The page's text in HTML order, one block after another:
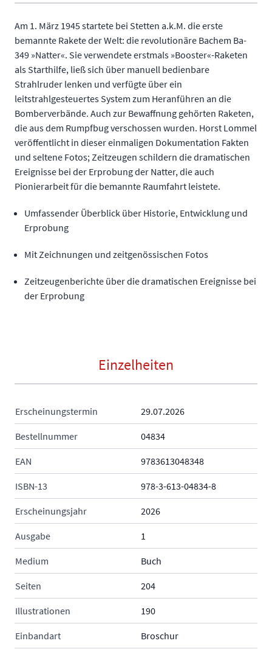
Am 1. März 1945 startete bei Stetten a.k.M. die erste
bemannte Rakete der Welt: die revolutionäre Bachem Ba-
349 »Natter«. Sie verwendete erstmals »Booster«-Raketen
als Starthilfe, ließ sich über manuell bedienbare
Strahlruder lenken und verfügte über ein
leitstrahlgesteuertes System zum Heranführen an die
Bomberverbände. Auch zur Bewaffnung gehörten Raketen,
die aus dem Rumpfbug verschossen wurden. Horst Lommel
veröffentlicht in dieser einmaligen Dokumentation Fakten
und seltene Fotos; Zeitzeugen schildern die dramatischen
Ereignisse bei der Erprobung der Natter, die auch
Pionierarbeit für die bemannte Raumfahrt leistete.
Umfassender Überblick über Historie, Entwicklung und
Erprobung
Mit Zeichnungen und zeitgenössischen Fotos
Zeitzeugenberichte über die dramatischen Ereignisse bei
der Erprobung
Einzelheiten
Erscheinungstermin 29.07.2026
Bestellnummer 04834
EAN 9783613048348
ISBN-13 978-3-613-04834-8
Erscheinungsjahr 2026
Ausgabe 1
Medium Buch
Seiten 204
Illustrationen 190
Einbandart Broschur